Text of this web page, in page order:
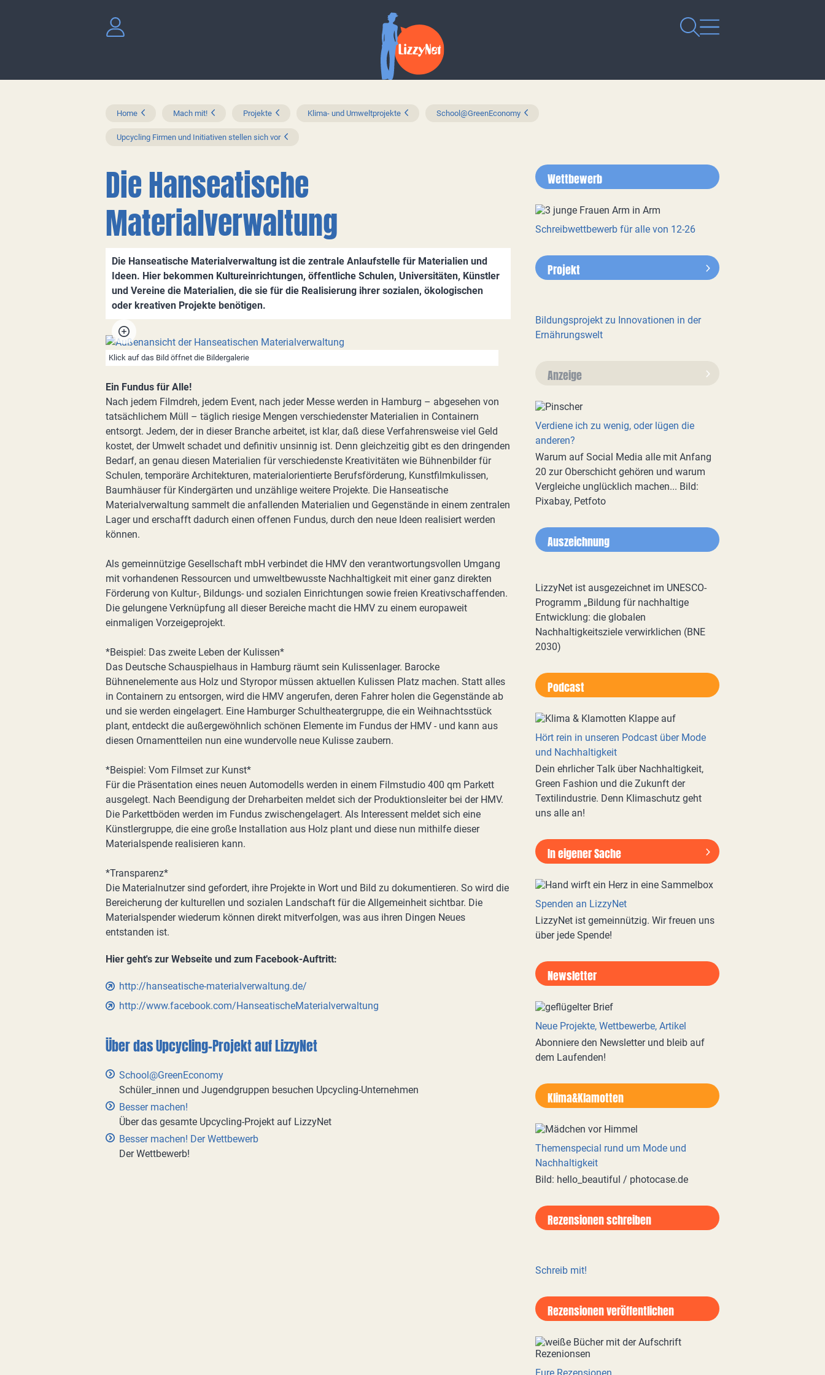
Home Mach mit! Projekte Klima- und Umweltprojekte School@GreenEconomy
Upcycling Firmen und Initiativen stellen sich vor
Die Hanseatische
Materialverwaltung
Die Hanseatische Materialverwaltung ist die zentrale Anlaufstelle für Materialien und
Ideen. Hier bekommen Kultureinrichtungen, öffentliche Schulen, Universitäten, Künstler
und Vereine die Materialien, die sie für die Realisierung ihrer sozialen, ökologischen
oder kreativen Projekte benötigen.
Klick auf das Bild öffnet die Bildergalerie
Ein Fundus für Alle!
Nach jedem Filmdreh, jedem Event, nach jeder Messe werden in Hamburg – abgesehen von
tatsächlichem Müll – täglich riesige Mengen verschiedenster Materialien in Containern
entsorgt. Jedem, der in dieser Branche arbeitet, ist klar, daß diese Verfahrensweise viel Geld
kostet, der Umwelt schadet und definitiv unsinnig ist. Denn gleichzeitig gibt es den dringenden
Bedarf, an genau diesen Materialien für verschiedenste Kreativitäten wie Bühnenbilder für
Schulen, temporäre Architekturen, materialorientierte Berufsförderung, Kunstfilmkulissen,
Baumhäuser für Kindergärten und unzählige weitere Projekte. Die Hanseatische
Materialverwaltung sammelt die anfallenden Materialien und Gegenstände in einem zentralen
Lager und erschafft dadurch einen offenen Fundus, durch den neue Ideen realisiert werden
können.
Als gemeinnützige Gesellschaft mbH verbindet die HMV den verantwortungsvollen Umgang
mit vorhandenen Ressourcen und umweltbewusste Nachhaltigkeit mit einer ganz direkten
Förderung von Kultur-, Bildungs- und sozialen Einrichtungen sowie freien Kreativschaffenden.
Die gelungene Verknüpfung all dieser Bereiche macht die HMV zu einem europaweit
einmaligen Vorzeigeprojekt.
*Beispiel: Das zweite Leben der Kulissen*
Das Deutsche Schauspielhaus in Hamburg räumt sein Kulissenlager. Barocke
Bühnenelemente aus Holz und Styropor müssen aktuellen Kulissen Platz machen. Statt alles
in Containern zu entsorgen, wird die HMV angerufen, deren Fahrer holen die Gegenstände ab
und sie werden eingelagert. Eine Hamburger Schultheatergruppe, die ein Weihnachtsstück
plant, entdeckt die außergewöhnlich schönen Elemente im Fundus der HMV - und kann aus
diesen Ornamentteilen nun eine wundervolle neue Kulisse zaubern.
*Beispiel: Vom Filmset zur Kunst*
Für die Präsentation eines neuen Automodells werden in einem Filmstudio 400 qm Parkett
ausgelegt. Nach Beendigung der Dreharbeiten meldet sich der Produktionsleiter bei der HMV.
Die Parkettböden werden im Fundus zwischengelagert. Als Interessent meldet sich eine
Künstlergruppe, die eine große Installation aus Holz plant und diese nun mithilfe dieser
Materialspende realisieren kann.
*Transparenz*
Die Materialnutzer sind gefordert, ihre Projekte in Wort und Bild zu dokumentieren. So wird die
Bereicherung der kulturellen und sozialen Landschaft für die Allgemeinheit sichtbar. Die
Materialspender wiederum können direkt mitverfolgen, was aus ihren Dingen Neues
entstanden ist.
Hier geht's zur Webseite und zum Facebook-Auftritt:
http://hanseatische-materialverwaltung.de/
http://www.facebook.com/HanseatischeMaterialverwaltung
Über das Upcycling-Projekt auf LizzyNet
School@GreenEconomy
Schüler_innen und Jugendgruppen besuchen Upcycling-Unternehmen
Besser machen!
Über das gesamte Upcycling-Projekt auf LizzyNet
Besser machen! Der Wettbewerb
Der Wettbewerb!
Wettbewerb
Schreibwettbewerb für alle von 12-26
Projekt
Bildungsprojekt zu Innovationen in der
Ernährungswelt
Anzeige
Verdiene ich zu wenig, oder lügen die
anderen?
Warum auf Social Media alle mit Anfang
20 zur Oberschicht gehören und warum
Vergleiche unglücklich machen... Bild:
Pixabay, Petfoto
Auszeichnung
LizzyNet ist ausgezeichnet im UNESCO-
Programm „Bildung für nachhaltige
Entwicklung: die globalen
Nachhaltigkeitsziele verwirklichen (BNE
2030)
Podcast
Hört rein in unseren Podcast über Mode
und Nachhaltigkeit
Dein ehrlicher Talk über Nachhaltigkeit,
Green Fashion und die Zukunft der
Textilindustrie. Denn Klimaschutz geht
uns alle an!
In eigener Sache
Spenden an LizzyNet
LizzyNet ist gemeinnützig. Wir freuen uns
über jede Spende!
Newsletter
Neue Projekte, Wettbewerbe, Artikel
Abonniere den Newsletter und bleib auf
dem Laufenden!
Klima&Klamotten
Themenspecial rund um Mode und
Nachhaltigkeit
Bild: hello_beautiful / photocase.de
Rezensionen schreiben
Schreib mit!
Rezensionen veröffentlichen